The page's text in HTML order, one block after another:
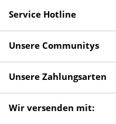
Service Hotline
Unsere Communitys
Unsere Zahlungsarten
Wir versenden mit: